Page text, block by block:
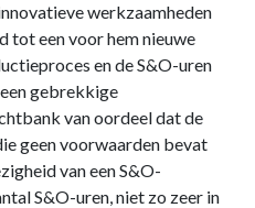
werkzaamheden
tot een voor hem nieuwe
en de S&O-uren
gebrekkige
van oordeel dat de
geen voorwaarden bevat
van een S&O-
S&O-uren, niet zo zeer in